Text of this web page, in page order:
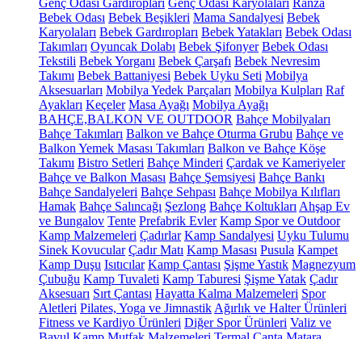
Genç Odası Gardıropları Genç Odası Karyolaları Ranza
Bebek Odası Bebek Beşikleri Mama Sandalyesi Bebek
Karyolaları Bebek Gardıropları Bebek Yatakları Bebek Odası
Takımları Oyuncak Dolabı Bebek Şifonyer Bebek Odası
Tekstili Bebek Yorganı Bebek Çarşafı Bebek Nevresim
Takımı Bebek Battaniyesi Bebek Uyku Seti Mobilya
Aksesuarları Mobilya Yedek Parçaları Mobilya Kulpları Raf
Ayakları Keçeler Masa Ayağı Mobilya Ayağı
BAHÇE,BALKON VE OUTDOOR Bahçe Mobilyaları
Bahçe Takımları Balkon ve Bahçe Oturma Grubu Bahçe ve
Balkon Yemek Masası Takımları Balkon ve Bahçe Köşe
Takımı Bistro Setleri Bahçe Minderi Çardak ve Kameriyeler
Bahçe ve Balkon Masası Bahçe Şemsiyesi Bahçe Bankı
Bahçe Sandalyeleri Bahçe Sehpası Bahçe Mobilya Kılıfları
Hamak Bahçe Salıncağı Şezlong Bahçe Koltukları Ahşap Ev
ve Bungalov Tente Prefabrik Evler Kamp Spor ve Outdoor
Kamp Malzemeleri Çadırlar Kamp Sandalyesi Uyku Tulumu
Sinek Kovucular Çadır Matı Kamp Masası Pusula Kampet
Kamp Duşu Isıtıcılar Kamp Çantası Şişme Yastık Magnezyum
Çubuğu Kamp Tuvaleti Kamp Taburesi Şişme Yatak Çadır
Aksesuarı Sırt Çantası Hayatta Kalma Malzemeleri Spor
Aletleri Pilates, Yoga ve Jimnastik Ağırlık ve Halter Ürünleri
Fitness ve Kardiyo Ürünleri Diğer Spor Ürünleri Valiz ve